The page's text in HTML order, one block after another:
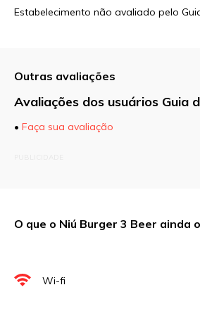
Estabelecimento não avaliado pelo
Outras avaliações
Avaliações dos usuários Guia
• Faça sua avaliação
Nome
O que o Niú Burger 3 Beer ainda
Wi-fi